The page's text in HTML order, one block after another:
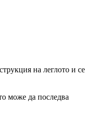
на леглото и се
може да последва